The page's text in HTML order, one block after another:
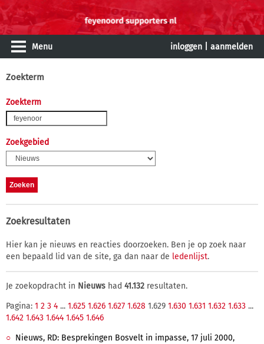
Menu inloggen aanmelden
Zoekterm
Zoekterm
Zoekgebied
Zoekresultaten
Hier kan je nieuws en reacties doorzoeken. Ben je op zoek naar
een bepaald lid van de site, ga dan naar de ledenlijst.
Je zoekopdracht in Nieuws had 41.132 resultaten.
Pagina: 1 2 3 4 ... 1.625 1.626 1.627 1.628 1.629 1.630 1.631 1.632 1.633 ...
1.642 1.643 1.644 1.645 1.646
Nieuws, RD: Besprekingen Bosvelt in impasse, 17 juli 2000,